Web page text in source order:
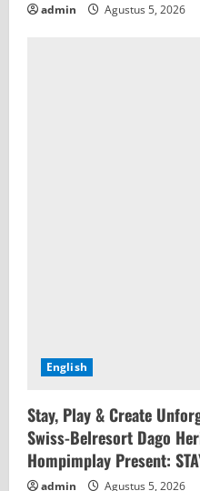
admin Agustus 5, 2026
English
Stay, Play & Create
Swiss-Belresort Dago
Hompimplay Present:
admin Agustus 5, 2026